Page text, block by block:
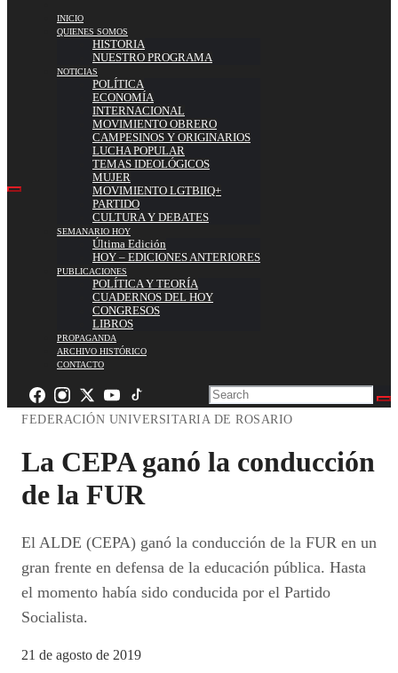
INICIO
QUIENES SOMOS
HISTORIA
NUESTRO PROGRAMA
NOTICIAS
POLÍTICA
ECONOMÍA
INTERNACIONAL
MOVIMIENTO OBRERO
CAMPESINOS Y ORIGINARIOS
LUCHA POPULAR
TEMAS IDEOLÓGICOS
MUJER
MOVIMIENTO LGTBIIQ+
PARTIDO
CULTURA Y DEBATES
SEMANARIO HOY
Última Edición
HOY – EDICIONES ANTERIORES
PUBLICACIONES
POLÍTICA Y TEORÍA
CUADERNOS DEL HOY
CONGRESOS
LIBROS
PROPAGANDA
ARCHIVO HISTÓRICO
CONTACTO
FEDERACIÓN UNIVERSITARIA DE ROSARIO
La CEPA ganó la conducción
de la FUR
El ALDE (CEPA) ganó la conducción de la FUR en un
gran frente en defensa de la educación pública. Hasta
el momento había sido conducida por el Partido
Socialista.
21 de agosto de 2019